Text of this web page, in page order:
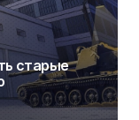
старые